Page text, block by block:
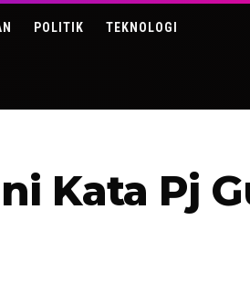
POLITIK TEKNOLOGI
Kata Pj